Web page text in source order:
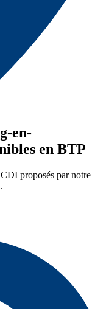
en-
en BTP
proposés par notre
.